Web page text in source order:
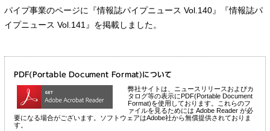
パイプ事業のページに『情報誌パイプニュース Vol.140』『情報誌パ
イプニュース Vol.141 』を掲載しました。
PDF(Portable Document Format)について
弊社サイトは、ニュースリリースおよびカ
タログ等の表示にPDF(Portable Document
Format)を使用しております。これらのフ
ァイルを見るためには Adobe Reader が必
要になる場合がございます。ソフトウェアはAdobe社から無償提供されておりま
す。